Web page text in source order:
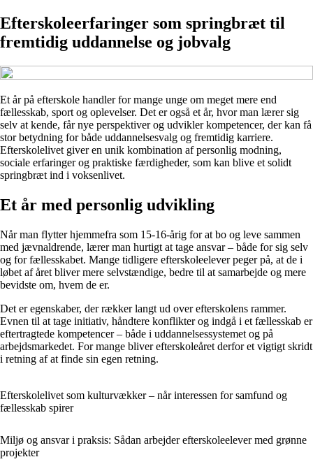
Efterskoleerfaringer som springbræt til
fremtidig uddannelse og jobvalg
Et år på efterskole handler for mange unge om meget mere end
fællesskab, sport og oplevelser. Det er også et år, hvor man lærer sig
selv at kende, får nye perspektiver og udvikler kompetencer, der kan få
stor betydning for både uddannelsesvalg og fremtidig karriere.
Efterskolelivet giver en unik kombination af personlig modning,
sociale erfaringer og praktiske færdigheder, som kan blive et solidt
springbræt ind i voksenlivet.
Et år med personlig udvikling
Når man flytter hjemmefra som 15-16-årig for at bo og leve sammen
med jævnaldrende, lærer man hurtigt at tage ansvar – både for sig selv
og for fællesskabet. Mange tidligere efterskoleelever peger på, at de i
løbet af året bliver mere selvstændige, bedre til at samarbejde og mere
bevidste om, hvem de er.
Det er egenskaber, der rækker langt ud over efterskolens rammer.
Evnen til at tage initiativ, håndtere konflikter og indgå i et fællesskab er
eftertragtede kompetencer – både i uddannelsessystemet og på
arbejdsmarkedet. For mange bliver efterskoleåret derfor et vigtigt skridt
i retning af at finde sin egen retning.
Efterskolelivet som kulturvækker – når interessen for samfund og
fællesskab spirer
Miljø og ansvar i praksis: Sådan arbejder efterskoleelever med grønne
projekter